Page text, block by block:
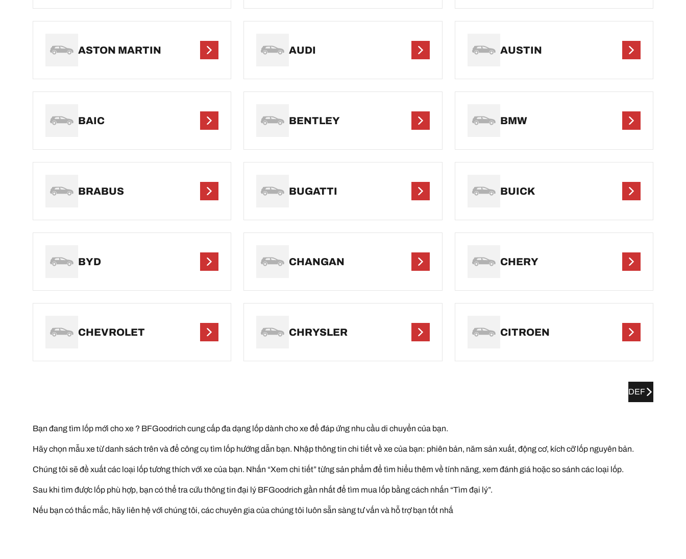
ASTON MARTIN AUDI AUSTIN
BAIC BENTLEY BMW
BRABUS BUGATTI BUICK
BYD CHANGAN CHERY
CHEVROLET CHRYSLER CITROEN
DEF
Bạn đang tìm lốp mới cho xe ? BFGoodrich cung cấp đa dạng lốp dành cho xe để đáp ứng nhu cầu di chuyển của bạn.
Hãy chọn mẫu xe từ danh sách trên và để công cụ tìm lốp hướng dẫn bạn. Nhập thông tin chi tiết về xe của bạn: phiên bản, năm sản xuất, động cơ, kích cỡ lốp nguyên bản.
Chúng tôi sẽ đề xuất các loại lốp tương thích với xe của bạn. Nhấn “Xem chi tiết” từng sản phẩm để tìm hiểu thêm về tính năng, xem đánh giá hoặc so sánh các loại lốp.
Sau khi tìm được lốp phù hợp, bạn có thể tra cứu thông tin đại lý BFGoodrich gần nhất để tìm mua lốp bằng cách nhấn “Tìm đại lý”.
Nếu bạn có thắc mắc, hãy liên hệ với chúng tôi, các chuyên gia của chúng tôi luôn sẵn sàng tư vấn và hỗ trợ bạn tốt nhấ